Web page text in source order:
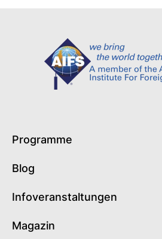
Programme
Blog
Infoveranstaltungen
Magazin